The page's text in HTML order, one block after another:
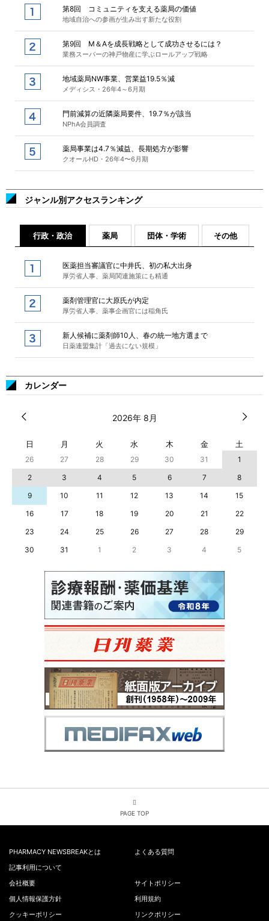
第8回 コミュニティを支える薬局の価値
地域自治への参画が生み出す新たな役割
第9回 M＆Aを成長戦略として成功させるには？
業務スーパーの神戸物産に学ぶロールアップ戦略
地域薬局NW事業、営業益19.5％減
メディシス・26年4～6月期
門前減算の近隣薬局要件、19.7％が該当
NPhA会員調査
薬局事業は4.7％減益、長期処方が影響
クオールHD・26年4〜6月期
ジャンル別アクセスランキング
行政・政治 薬局 団体・学術 その他
医薬担当審議官に中井氏、初の私大出身
厚労省人事、薬局関連施策にも精通
薬剤管理官に大原氏が内定
厚労省人事、薬事企画官には稲角氏
新人候補に薬剤師10人、春の統一地方選まで
日薬連盟集計「過去にない規模」
カレンダー
2026年 8月
日 月 火 水 木 金 土
26 27 28 29 30 31
1
2
3 4 5 6 7
8
9
10 11 12 13 14
15
16
17 18 19 20 21
22
23
24 25 26 27 28
29
30
31 1 2 3 4 5
PAGE TOP
PHARMACY NEWSBREAKとは
よくある質問
記事利用について
会社概要
サイトポリシー
個人情報保護方針
利用規約
クッキーポリシー
リンクポリシー